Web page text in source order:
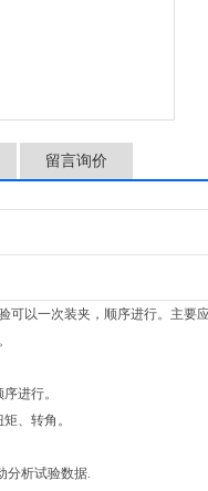
留言询价
可以一次装夹，顺序进行。主要
进行。
、转角。
分析试验数据.